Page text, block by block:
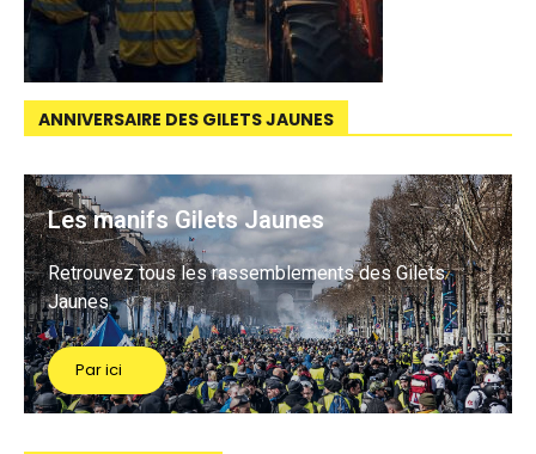
ANNIVERSAIRE DES GILETS JAUNES
Les manifs Gilets Jaunes
Retrouvez tous les rassemblements des Gilets
Jaunes
Par ici